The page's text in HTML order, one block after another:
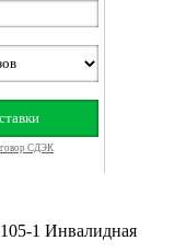
1 Инвалидная